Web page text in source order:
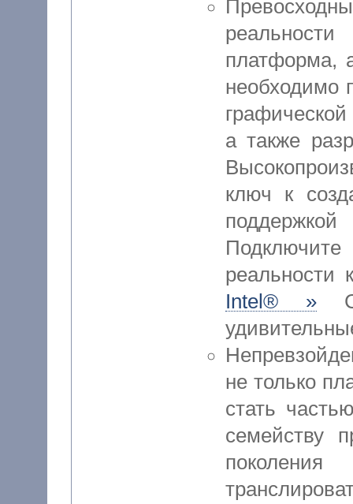
платформа,
необходимо
а также
ключ к
реальности
Intel® »
не только
стать
семейству